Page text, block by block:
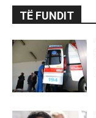
TË FUNDIT